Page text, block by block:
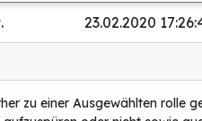
23.02.2020
zu einer Ausgewählten rolle